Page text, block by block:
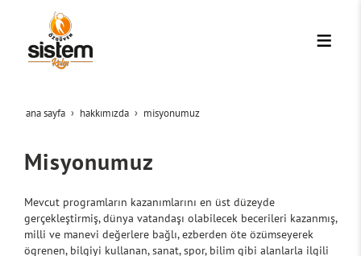
ana sayfa hakkimizda misyonumuz
Misyonumuz
Mevcut programların kazanımlarını en üst düzeyde
gerçekleştirmiş, dünya vatandaşı olabilecek becerileri kazanmış,
milli ve manevi değerlere bağlı, ezberden öte özümseyerek
ögrenen, bilgiyi kullanan, sanat, spor, bilim gibi alanlarla ilgili